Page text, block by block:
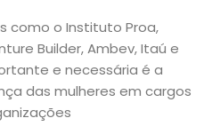
como o Instituto Proa,
Builder, Ambev, Itaú e
e necessária é a
das mulheres em cargos